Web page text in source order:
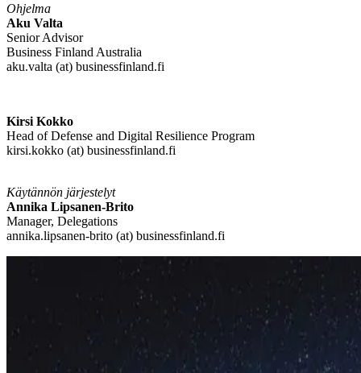
Ohjelma
Aku Valta
Senior Advisor
Business Finland Australia
aku.valta (at) businessfinland.fi
Kirsi Kokko
Head of Defense and Digital Resilience Program
kirsi.kokko (at) businessfinland.fi
Käytännön järjestelyt
Annika Lipsanen-Brito
Manager, Delegations
annika.lipsanen-brito (at) businessfinland.fi